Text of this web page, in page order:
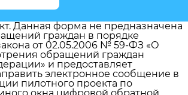
Данная форма не предназначена
граждан в порядке
от 02.05.2006 № 59-ФЗ «О
обращений граждан
и предоставляет
электронное сообщение в
пилотного проекта по